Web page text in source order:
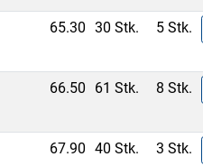
65.30 30 Stk. 5 Stk.
66.50 61 Stk. 8 Stk.
67.90 40 Stk. 3 Stk.